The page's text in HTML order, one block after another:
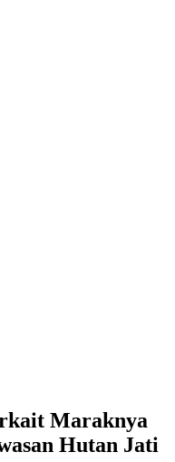
Maraknya
Hutan Jati